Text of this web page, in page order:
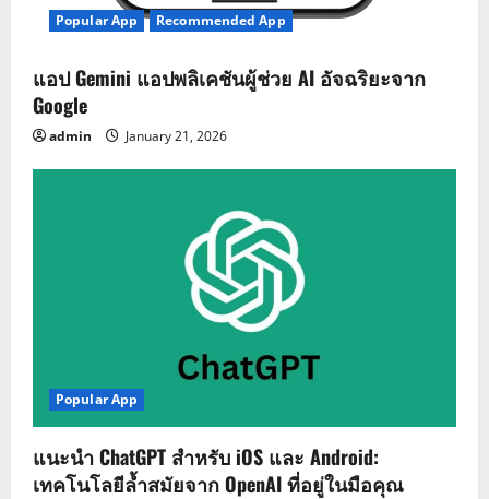
Popular App Recommended App
แอป Gemini แอปพลิเคชันผู้ช่วย AI อัจฉริยะจาก
Google
admin January 21, 2026
Popular App
แนะนำ ChatGPT สำหรับ iOS และ Android:
เทคโนโลยีล้ำสมัยจาก OpenAI ที่อยู่ในมือคุณ